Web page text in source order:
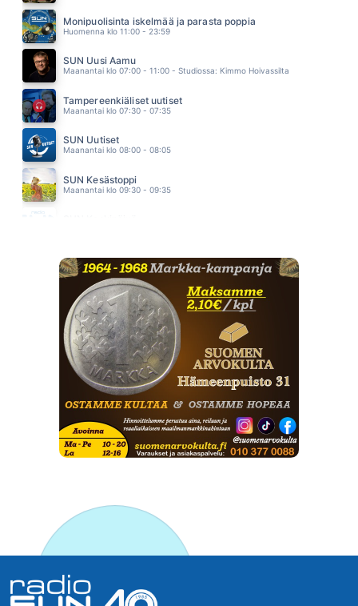
ANNE MATTILA
10.58
Monipuolisinta iskelmää ja parasta poppia
Huomenna klo 11:00 - 23:59
SUN Uusi Aamu
Maanantai klo 07:00 - 11:00 - Studiossa: Kimmo Hoivassilta
Tampereenkiäliset uutiset
Maanantai klo 07:30 - 07:35
SUN Uutiset
Maanantai klo 08:00 - 08:05
SUN Kesästoppi
Maanantai klo 09:30 - 09:35